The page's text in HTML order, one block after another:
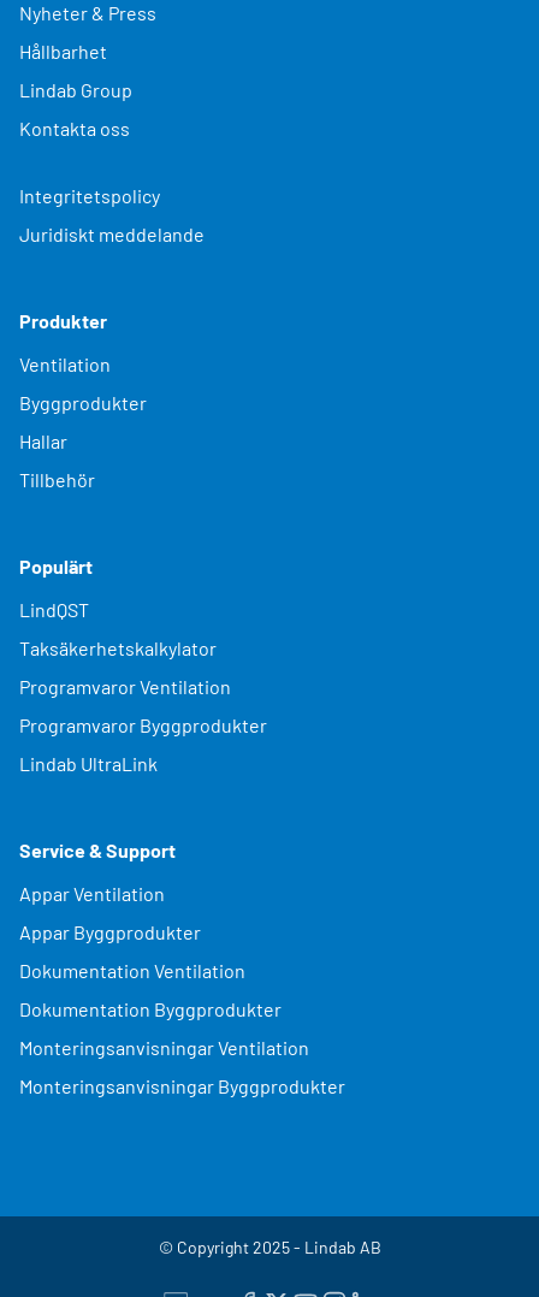
Nyheter & Press
Hållbarhet
Lindab Group
Kontakta oss
Integritetspolicy
Juridiskt meddelande
Produkter
Ventilation
Byggprodukter
Hallar
Tillbehör
Populärt
LindQST
Taksäkerhetskalkylator
Programvaror Ventilation
Programvaror Byggprodukter
Lindab UltraLink
Service & Support
Appar Ventilation
Appar Byggprodukter
Dokumentation Ventilation
Dokumentation Byggprodukter
Monteringsanvisningar Ventilation
Monteringsanvisningar Byggprodukter
© Copyright 2025 - Lindab AB